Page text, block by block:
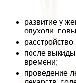
развитие у
опухоли,
после
времени;
проведение